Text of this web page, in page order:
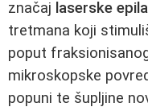
značaj laserske
tretmana koji
poput
mikroskopske
popuni te šupljine